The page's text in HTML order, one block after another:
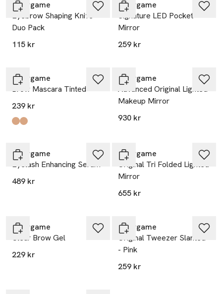
Browgame
Eyebrow Shaping Knife -
Duo Pack
115 kr
Browgame
Signature LED Pocket
Mirror
259 kr
Browgame
Brow Mascara Tinted
239 kr
Produkten finns i färgerna:
Deep Brown
Soft Brown
Browgame
Advanced Original Lighted
Makeup Mirror
930 kr
Browgame
Eyelash Enhancing Serum
489 kr
Browgame
Original Tri Folded Lighted
Mirror
655 kr
Browgame
Clear Brow Gel
229 kr
Browgame
Original Tweezer Slanted
- Pink
259 kr